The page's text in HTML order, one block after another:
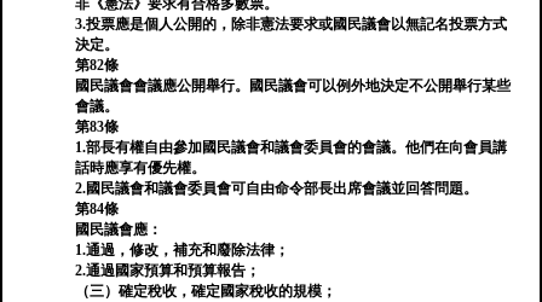
非《憲法》要求有合格多數票。
3.投票應是個人公開的，除非憲法要求或國民議會以無記名投票方式
決定。
第82條
國民議會會議應公開舉行。國民議會可以例外地決定不公開舉行某些
會議。
第83條
1.部長有權自由參加國民議會和議會委員會的會議。他們在向會員講
話時應享有優先權。
2.國民議會和議會委員會可自由命令部長出席會議並回答問題。
第84條
國民議會應：
1.通過，修改，補充和廢除法律；
2.通過國家預算和預算報告；
（三）確定稅收，確定國家稅收的規模；